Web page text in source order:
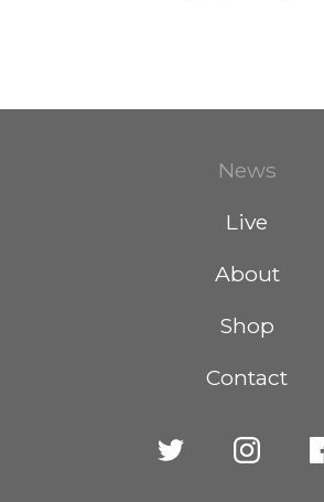
News
Live
About
Shop
Contact